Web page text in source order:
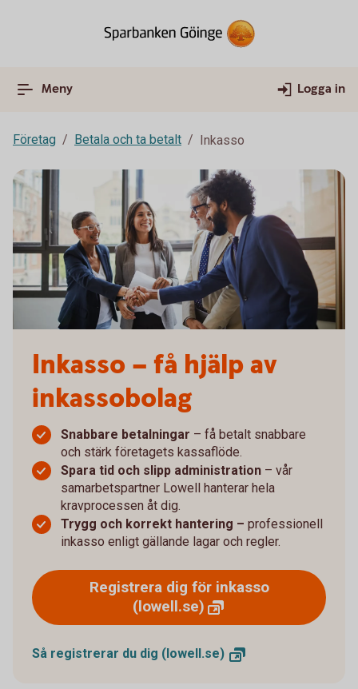
Meny Logga in
Företag Betala och ta betalt Inkasso
Inkasso – få hjälp av
inkassobolag
Snabbare betalningar – få betalt snabbare
och stärk företagets kassaflöde.
Spara tid och slipp administration – vår
samarbetspartner Lowell hanterar hela
kravprocessen åt dig.
Trygg och korrekt hantering – professionell
inkasso enligt gällande lagar och regler.
Registrera dig för inkasso
(lowell.se)
Så registrerar du dig (lowell.se)